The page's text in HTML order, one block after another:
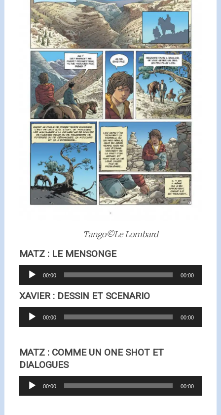
Tango©Le Lombard
MATZ : LE MENSONGE
Lecteur00:00 00:00
XAVIER : DESSIN ET SCENARIO
Lecteur00:00 00:00
MATZ : COMME UN ONE SHOT ET
DIALOGUES
Lecteur00:00 00:00